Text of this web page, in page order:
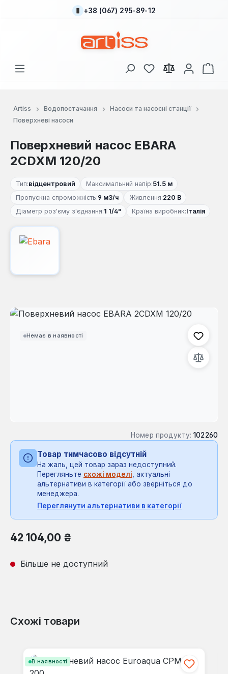
Перейти до основного вмісту
+38 (067) 295-89-12
У вас є 0 у списку
Artiss Водопостачання
Насоси та насосні станції
Поверхневі насоси
Поверхневий насос EBARA
2СDXM 120/20
Тип:відцентровий Максимальний напір:51.5 м
Пропускна спроможність:9 м3/ч Живлення:220 В
Діаметр роз'єму з'єднання:1 1/4" Країна виробник:Італія
Немає в наявності
Пропустити галерею зображень
Номер продукту: 102260
Товар тимчасово відсутній
На жаль, цей товар зараз недоступний.
Перегляньте схожі моделі, актуальні
альтернативи в категорії або зверніться до
менеджера.
Переглянути альтернативи в категорії
Звичайна ціна:
42 104,00 ₴
Більше не доступний
Схожі товари
В наявності